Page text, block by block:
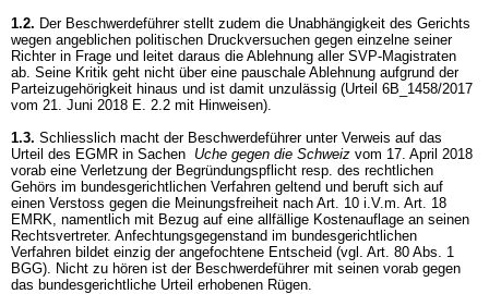
1.2. Der Beschwerdeführer stellt zudem die Unabhängigkeit des Gerichts
wegen angeblichen politischen Druckversuchen gegen einzelne seiner
Richter in Frage und leitet daraus die Ablehnung aller SVP-Magistraten
ab. Seine Kritik geht nicht über eine pauschale Ablehnung aufgrund der
Parteizugehörigkeit hinaus und ist damit unzulässig (Urteil 6B_1458/2017
vom 21. Juni 2018 E. 2.2 mit Hinweisen).
1.3. Schliesslich macht der Beschwerdeführer unter Verweis auf das
Urteil des EGMR in Sachen Uche gegen die Schweiz vom 17. April 2018
vorab eine Verletzung der Begründungspflicht resp. des rechtlichen
Gehörs im bundesgerichtlichen Verfahren geltend und beruft sich auf
einen Verstoss gegen die Meinungsfreiheit nach Art. 10 i.V.m. Art. 18
EMRK, namentlich mit Bezug auf eine allfällige Kostenauflage an seinen
Rechtsvertreter. Anfechtungsgegenstand im bundesgerichtlichen
Verfahren bildet einzig der angefochtene Entscheid (vgl. Art. 80 Abs. 1
BGG). Nicht zu hören ist der Beschwerdeführer mit seinen vorab gegen
das bundesgerichtliche Urteil erhobenen Rügen.